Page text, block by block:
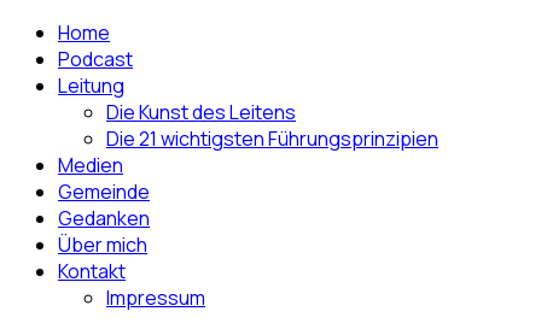
Home
Podcast
Leitung
Die Kunst des Leitens
Die 21 wichtigsten Führungsprinzipien
Medien
Gemeinde
Gedanken
Über mich
Kontakt
Impressum